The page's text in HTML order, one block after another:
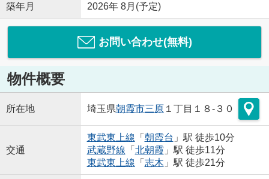
築年月 2026年 8月(予定)
お問い合わせ(無料)
物件概要
所在地 埼玉県朝霞市三原１丁目１８-３０
交通
東武東上線 「 朝霞台 」駅 徒歩10分
武蔵野線 「 北朝霞 」駅 徒歩11分
東武東上線 「 志木 」駅 徒歩21分